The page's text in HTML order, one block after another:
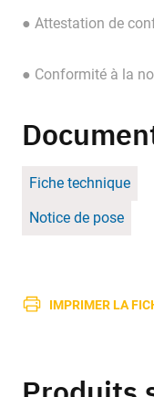
● Attestation de
● Conformité à la
Fiche technique
Notice de pose
IMPRIMER LA